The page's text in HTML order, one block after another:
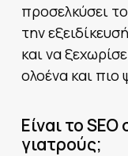
προσελκύσει
την
και να
ολοένα και πιο
Είναι το
γιατρούς;